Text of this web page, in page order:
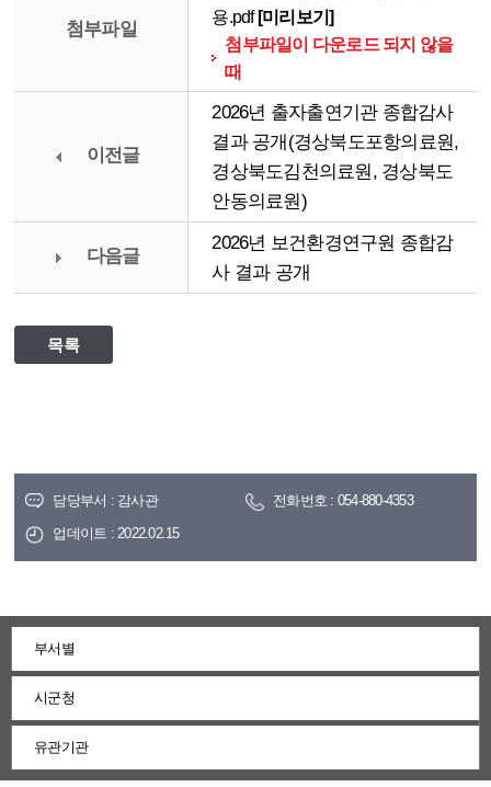
첨부파일
용.pdf [미리보기]
첨부파일이 다운로드 되지 않을
때
이전글
2026년 출자출연기관 종합감사
결과 공개(경상북도포항의료원,
경상북도김천의료원, 경상북도
안동의료원)
다음글
2026년 보건환경연구원 종합감
사 결과 공개
목록
담당부서 : 감사관
전화번호 : 054-880-4353
업데이트 : 2022.02.15
부서별
시군청
유관기관